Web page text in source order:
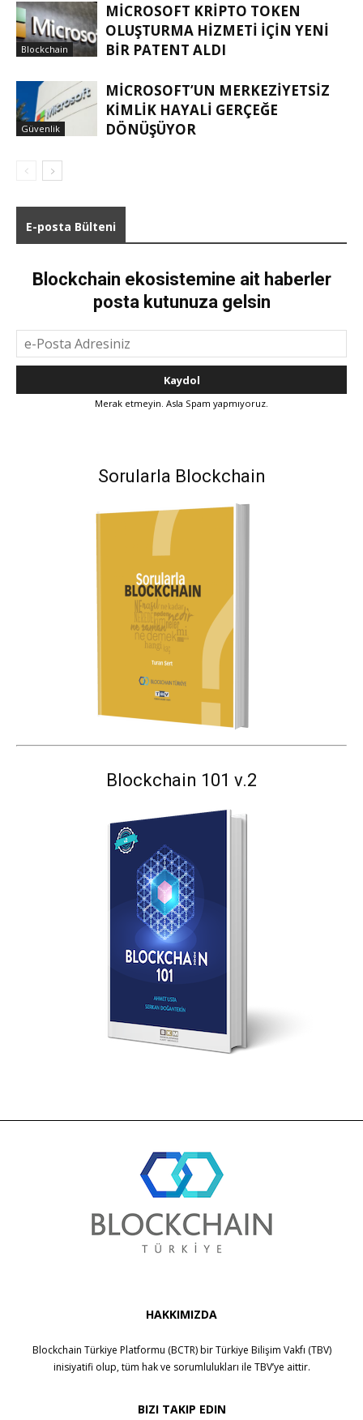
Blockchain
MICROSOFT KRIPTO TOKEN
OLUŞTURMA HIZMETI IÇIN YENI
BIR PATENT ALDI
Güvenlik
MICROSOFT’UN MERKEZIYETSIZ
KIMLIK HAYALI GERÇEĞE
DÖNÜŞÜYOR
E-posta Bülteni
Blockchain ekosistemine ait haberler
posta kutunuza gelsin
Merak etmeyin. Asla Spam yapmıyoruz.
Sorularla Blockchain
Blockchain 101 v.2
HAKKIMIZDA
Blockchain Türkiye Platformu (BCTR) birTürkiye Bilişim Vakfı (TBV)
inisiyatifi olup, tüm hak ve sorumlulukları ile TBV’ye aittir.
BIZI TAKIP EDIN